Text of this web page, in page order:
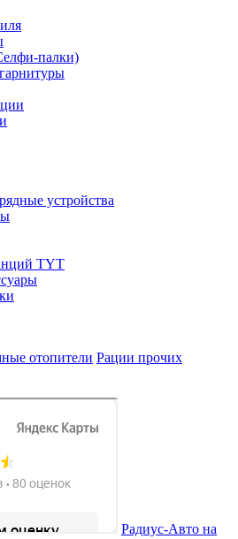
палки)
устройства
TYT
отопители Рации прочих
Радиус-Авто на